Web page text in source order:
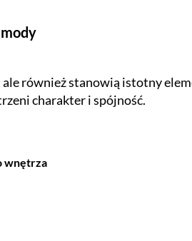
również stanowią istotny
charakter i spójność.
wnętrza